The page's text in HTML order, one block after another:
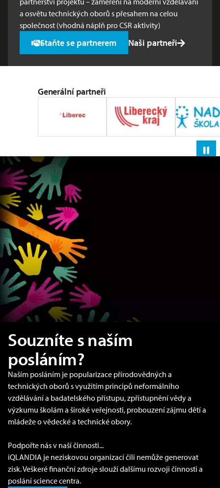
a osvětu technických oborů s přesahem na celou
společnost (vhodná náplň pro CSR aktivity)
Staňte se partnerem Naši partneři
Generální partneři
Souzníte s naším
posláním?
Naším posláním je popularizace přírodovědných a
technických oborů s využitím principů neformálního
vzdělávání a badatelského přístupu, zpřístupnění vědy a
výzkumu školám a široké veřejnosti, probouzení zájmu dětí a
mládeže o vědecké a technické obory.
Podpořte nás v naší činnosti...
iQLANDIA je neziskovou organizací čili nemůže generovat
zisk. Veškeré finanční zdroje slouží dalšímu rozvoji činnosti a
poslání science centra.